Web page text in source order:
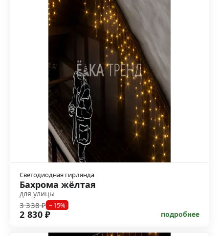
Светодиодная гирлянда
Бахрома жёлтая
для улицы
3 338 ₽ −15%
2 830 ₽ подробнее